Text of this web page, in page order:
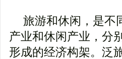
旅游和休闲，是不
产业和休闲产业，分
形成的经济构架。泛